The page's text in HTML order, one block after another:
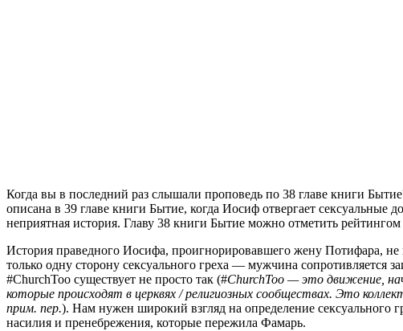
Когда вы в последний раз слышали проповедь по 38 главе книги
описана в 39 главе книги Бытие, когда Иосиф отвергает сексуальные
неприятная история. Главу 38 книги Бытие можно отметить рейтингом
История праведного Иосифа, проигнорировавшего жену Потифара,
только одну сторону сексуального греха — мужчина
#ChurchToo существует не просто так (#ChurchToo — это движение,
которые происходят в церквях / религиозных сообществах. Это
прим. пер.). Нам нужен широкий взгляд на определение
насилия и пренебрежения, которые пережила Фамарь.